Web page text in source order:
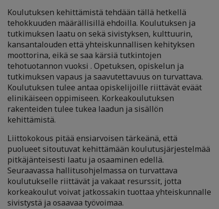
Koulutuksen kehittämistä tehdään tällä hetkellä
tehokkuuden määrällisillä ehdoilla. Koulutuksen ja
tutkimuksen laatu on sekä sivistyksen, kulttuurin,
kansantalouden että yhteiskunnallisen kehityksen
moottorina, eikä se saa kärsiä tutkintojen
tehotuotannon vuoksi . Opetuksen, opiskelun ja
tutkimuksen vapaus ja saavutettavuus on turvattava.
Koulutuksen tulee antaa opiskelijoille riittävät eväät
elinikäiseen oppimiseen. Korkeakoulutuksen
rakenteiden tulee tukea laadun ja sisällön
kehittämistä.
Liittokokous pitää ensiarvoisen tärkeänä, että
puolueet sitoutuvat kehittämään koulutusjärjestelmää
pitkäjänteisesti laatu ja osaaminen edellä.
Seuraavassa hallitusohjelmassa on turvattava
koulutukselle riittävät ja vakaat resurssit, jotta
korkeakoulut voivat jatkossakin tuottaa yhteiskunnalle
sivistystä ja osaavaa työvoimaa.